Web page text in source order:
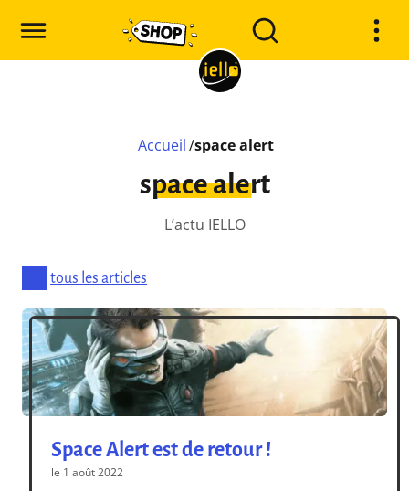
Accueil /space alert
space alert
L’actu IELLO
tous les articles
Space Alert est de retour !
le 1 août 2022